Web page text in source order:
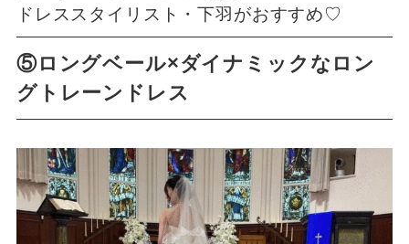
ドレススタイリスト・下羽がおすすめ♡
⑤ロングベール×ダイナミックなロン
グトレーンドレス